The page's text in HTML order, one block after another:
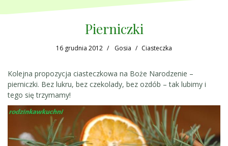
Pierniczki
16 grudnia 2012 Gosia Ciasteczka
Kolejna propozycja ciasteczkowa na Boże Narodzenie –
pierniczki. Bez lukru, bez czekolady, bez ozdób – tak lubimy i
tego się trzymamy!